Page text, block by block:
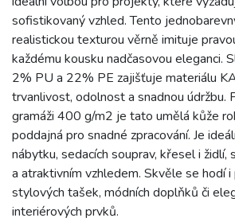
sofistikovaný vzhled. Tento
realistickou texturou věrně imituje
každému kousku nadčasovou eleganci.
2% PU a 22% PE zajišťuje materiálu
trvanlivost, odolnost a snadnou údržbu.
gramáži 400 g/m2 je tato umělá kůže
poddajná pro snadné zpracování. Je
nábytku, sedacích souprav, křesel i
a atraktivním vzhledem. Skvěle se hodí
stylových tašek, módních doplňků či
interiérových prvků.